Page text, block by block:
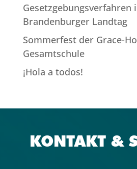
Gesetzgebungsverfahren
Brandenburger Landtag
Sommerfest der Grace-
Gesamtschule
¡Hola a todos!
KONTAKT &